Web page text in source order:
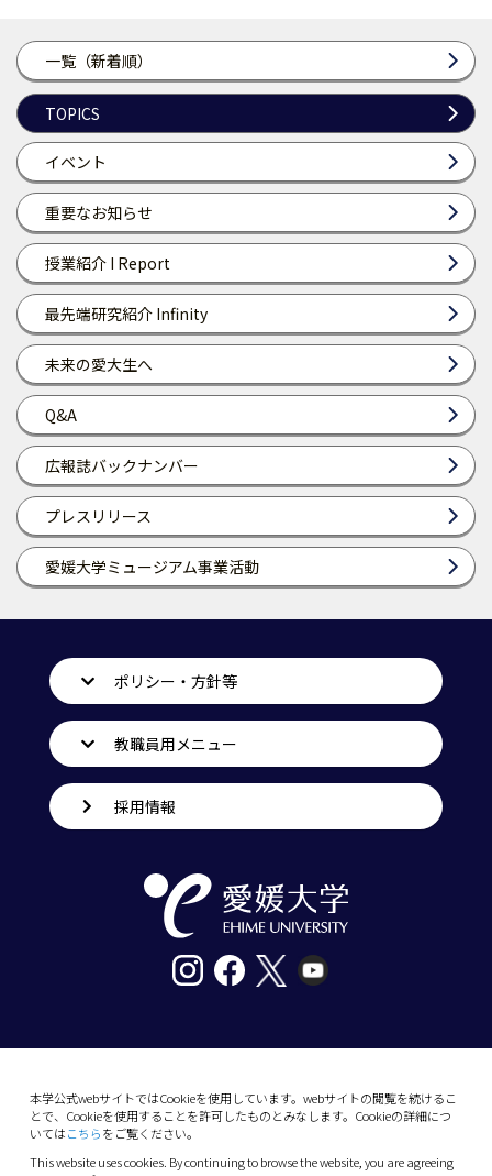
一覧（新着順）
TOPICS
イベント
重要なお知らせ
授業紹介 I Report
最先端研究紹介 Infinity
未来の愛大生へ
Q&A
広報誌バックナンバー
プレスリリース
愛媛大学ミュージアム事業活動
本学公式webサイトではCookieを使用しています。webサイトの閲覧を続けるこ
とで、Cookieを使用することを許可したものとみなします。Cookieの詳細につ
いてはこちらをご覧ください。
This website uses cookies. By continuing to browse the website, you are agreeing
ポリシー・方針等
教職員用メニュー
採用情報
10-13 Dogo-Himata, Matsuyama, Ehime 790-